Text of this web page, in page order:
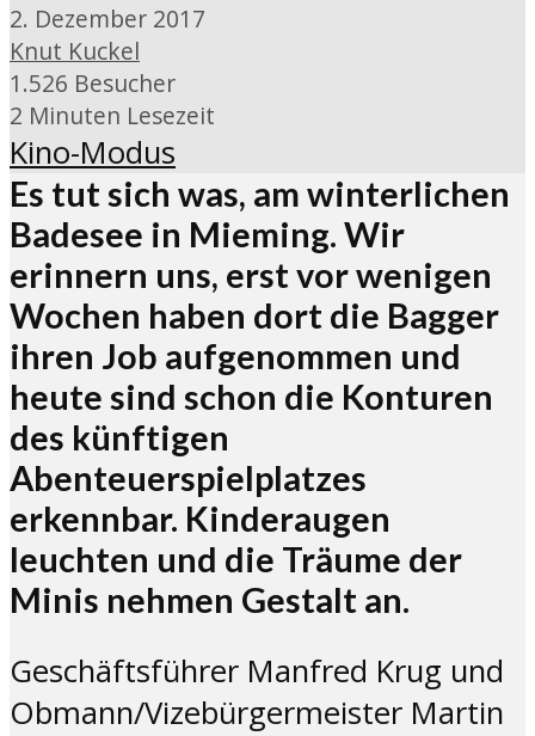
2. Dezember 2017
Knut Kuckel
1.526 Besucher
2 Minuten Lesezeit
Kino-Modus
Es tut sich was, am winterlichen
Badesee in Mieming. Wir
erinnern uns, erst vor wenigen
Wochen haben dort die Bagger
ihren Job aufgenommen und
heute sind schon die Konturen
des künftigen
Abenteuerspielplatzes
erkennbar. Kinderaugen
leuchten und die Träume der
Minis nehmen Gestalt an.
Geschäftsführer Manfred Krug und
Obmann/Vizebürgermeister Martin